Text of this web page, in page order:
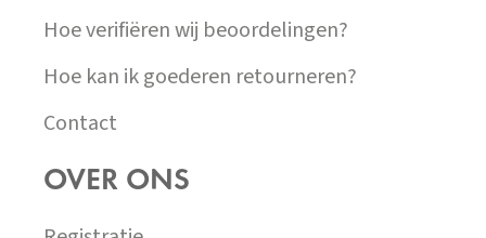
Hoe verifiëren wij beoordelingen?
Hoe kan ik goederen retourneren?
Contact
OVER ONS